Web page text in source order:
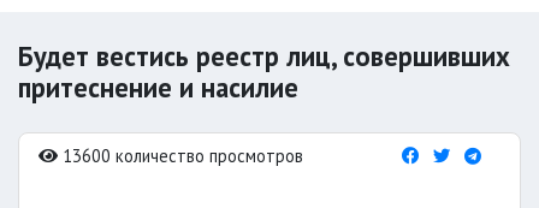
Будет вестись реестр лиц, совершивших
притеснение и насилие
13600 количество просмотров